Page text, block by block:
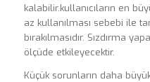
kalabilir.kullanıcıların en
az kullanılması sebebi ile
bırakılmasıdır. Sızdırma
ölçüde etkileyecektir.
Küçük sorunların daha